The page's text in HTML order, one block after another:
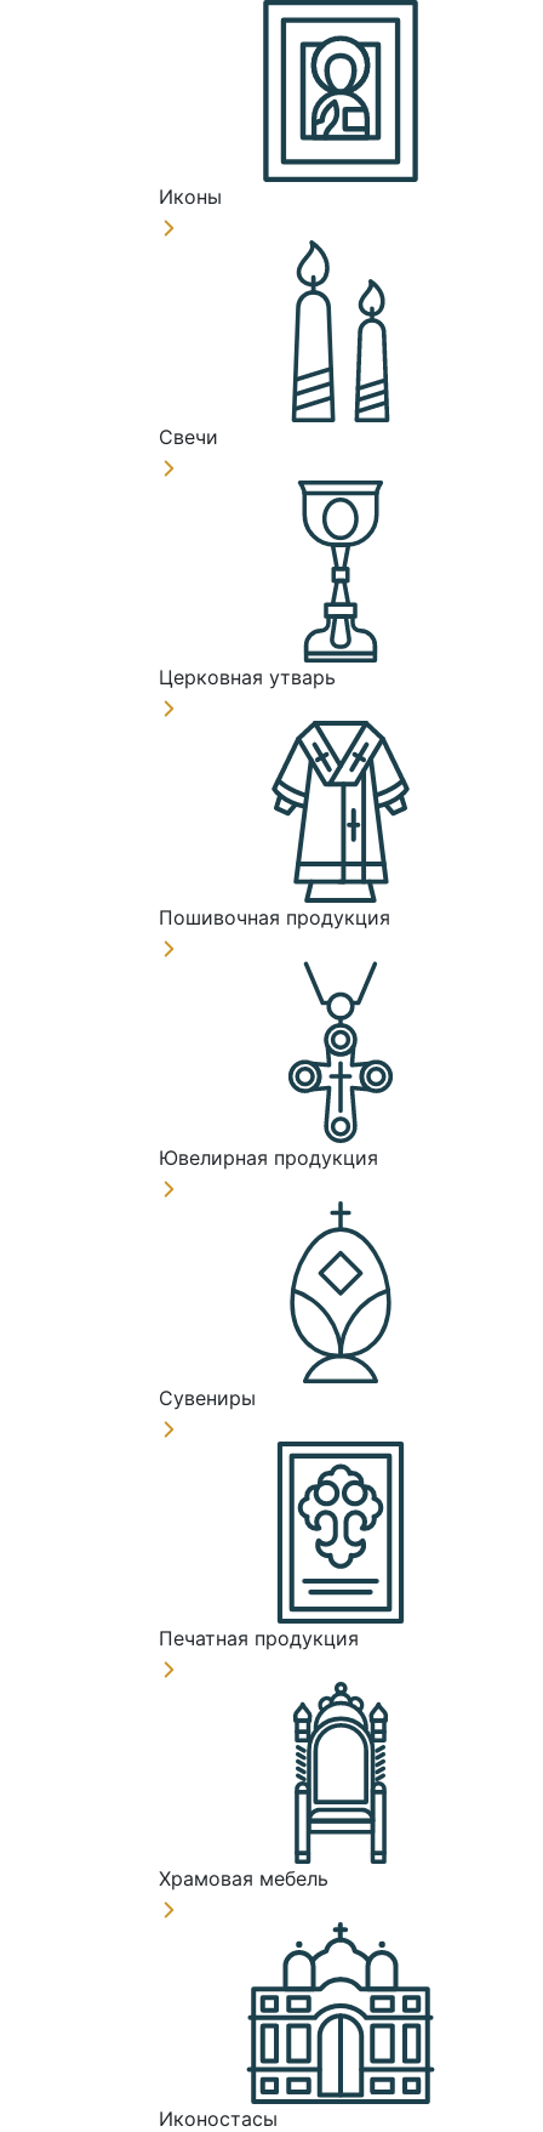
Иконы
Свечи
Церковная утварь
Пошивочная продукция
Ювелирная продукция
Сувениры
Печатная продукция
Храмовая мебель
Иконостасы